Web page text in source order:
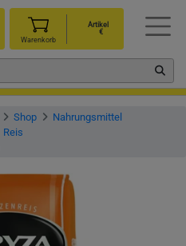
Warenkorb
Artikel
€
Shop
Nahrungsmittel
Reis